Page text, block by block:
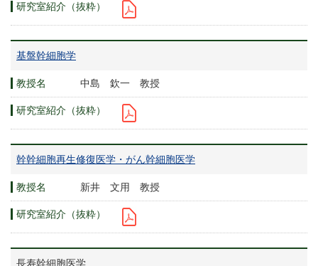
基盤幹細胞学
中島 欽一 教授
幹幹細胞再生修復医学・がん幹細胞医学
新井 文用 教授
長寿幹細胞医学